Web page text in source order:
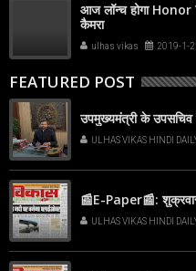
आज लॉन्च होगा
कैमरा
ulhas vikas 2019-1-
FEATURED POST
उपमुख्यमंत्री के उपसचिव
ULHAS VIKAS HINDI
📰E-Paper📰:
ULHAS VIKAS HINDI